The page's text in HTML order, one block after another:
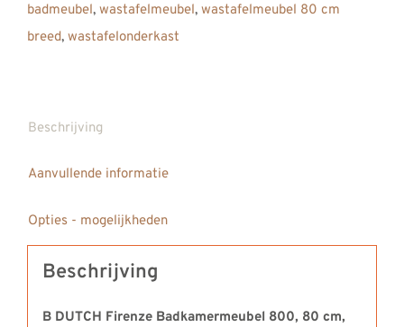
Massive
Oak
Grey
Solid
Corian
wastafel
Single
badmeubel, wastafelmeubel, wastafelmeubel 80 cm
breed, wastafelonderkast
Beschrijving
Aanvullende informatie
Opties - mogelijkheden
Beschrijving
B DUTCH Firenze Badkamermeubel 800, 80 cm,